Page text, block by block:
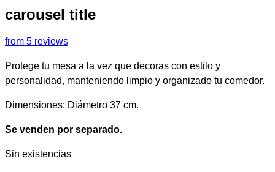
carousel title
from 5 reviews
Protege tu mesa a la vez que decoras con estilo y
personalidad, manteniendo limpio y organizado tu comedor.
Dimensiones: Diámetro 37 cm.
Se venden por separado.
Sin existencias